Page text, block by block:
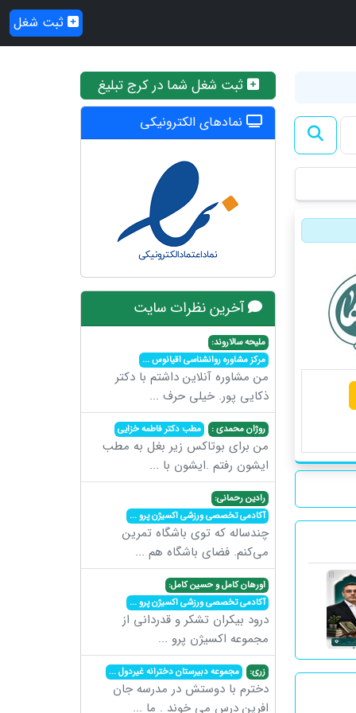
ثبت شغل
ثبت شغل شما در کرج تبلیغ
نمادهای الکترونیکی
آخرین نظرات سایت
ملیحه سالاروند:
مرکز مشاوره روانشناسی اقیانوس...
من مشاوره آنلاین داشتم با دکتر
ذکایی پور. خیلی حرف ...
روژان محمدی : مطب دکتر فاطمه خزایی
من برای بوتاکس زیر بغل به مطب
ایشون رفتم .ایشون با ...
رادین رحمانی:
آکادمی تخصصی ورزشی اکسیژن پرو...
چندساله که توی باشگاه تمرین
می‌کنم. فضای باشگاه هم ...
اورهان کامل و حسین کامل:
آکادمی تخصصی ورزشی اکسیژن پرو...
درود بیکران تشکر و قدردانی از
مجموعه اکسیژن پرو ...
زری: مجموعه دبیرستان دخترانه غیردول...
دخترم با دوستش در مدرسه جان
افرین درس می خوند . ما ...